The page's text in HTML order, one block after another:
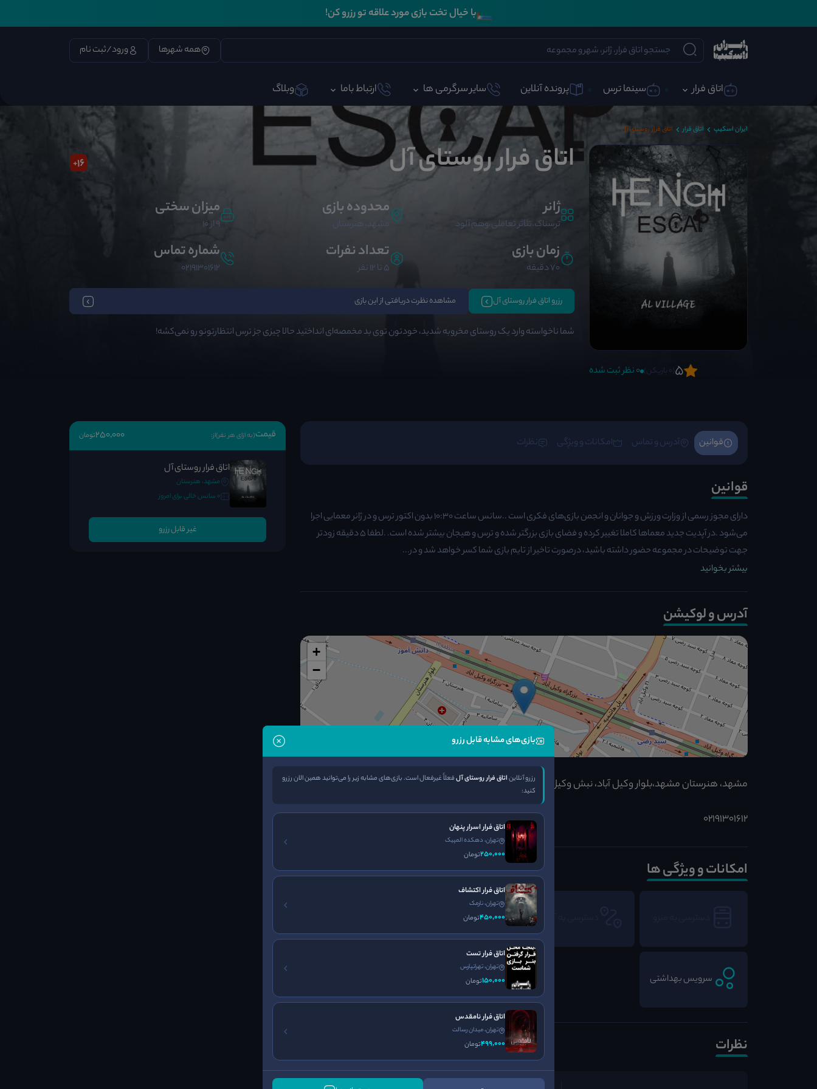
🛏️با خیال تخت بازی مورد علاقه تو رزرو کن!
همه شهرها ورود/ثبت نام
اتاق فرار سینما ترس پرونده آنلاین سایر سرگرمی ها ارتباط باما وبلاگ
ایران اسکیپ اتاق فرار اتاق فرار روستای آل
5(0 بازیکن) 0 نظر ثبت شده
اتاق فرار روستای آل 16
+
ژانر
ترسناک،تئاتر تعاملی،وهم آلود
محدوده بازی
مشهد، هنرستان
میزان سختی
9 از 10
زمان بازی
70 دقیقه
تعداد نفرات
5 تا 12 نفر
شماره تماس
02191301612
رزرو اتاق فرار روستای آل مشاهده نظرت دریافتی از این بازی
شما ناخواسته وارد یک روستای مخروبه شدید، خودتون توی بد مخمصه‌ای انداختید حالا چیزی جز ترس انتظارتونو رو نمی‌کشه!
قوانین آدرس و تماس امکانات و ویژِگی نظرات
قوانین
دارای مجوز رسمی از وزارت ورزش و جوانان و انجمن بازی‌های فکری است ..سانس ساعت 10:30 بدون اکتور ترس و در ژانر معمایی اجرا
می‌شود .در آپدیت جدید معماها کاملا تغییر کرده و فضای بازی بزرگتر شده و ترس و هیجان بیشتر شده است. .لطفا ۵ دقیقه زودتر
جهت توضیحات در مجموعه حضور داشته باشید، درصورت تاخیر از تایم بازی شما کسر خواهد شد و در...
بیشتر بخوانید
آدرس و لوکیشن
+
−
مشهد، هنرستان مشهد،بلوار وکیل آباد، نبش وکیل آباد ۱۶ مسیریابی
02191301612
امکانات و ویژگی ها
برگزاری تولد
سرویس بهداشتی
نظرات
قیمت(به ازای هر نفر)از: 250٬000تومان
اتاق فرار روستای آل
مشهد، هنرستان
0 سانس خالی برای امروز
غیر قابل رزرو
بازی‌های مشابه قابل رزرو
رزرو آنلایناتاق فرار روستای آلفعلاً غیرفعال است. بازی‌های مشابه زیر را می‌توانید همین الان رزرو
کنید:
اتاق فرار اسرار پنهان
تهران، دهکده المپیک
250٬000تومان
اتاق فرار اکتشاف
تهران، نارمک
450٬000تومان
اتاق فرار تست
تهران، تهرانپارس
150٬000تومان
اتاق فرار نامقدس
تهران، میدان رسالت
499٬000تومان